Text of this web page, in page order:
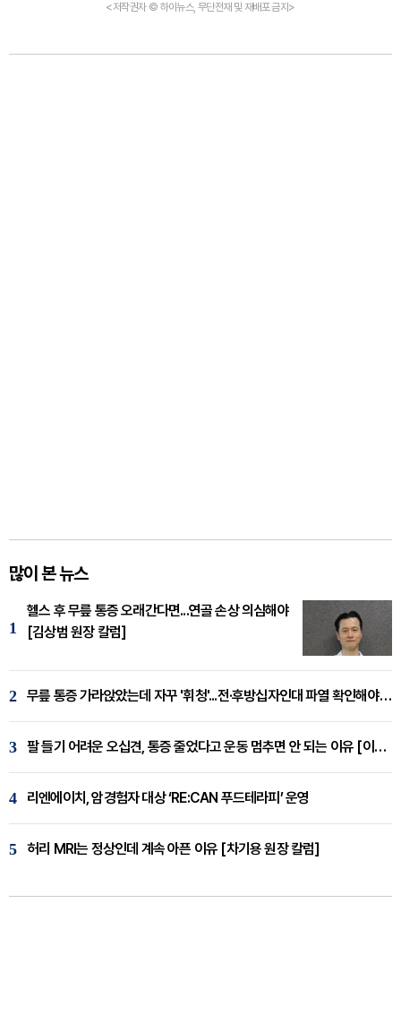
<저작권자 © 하이뉴스, 무단전재 및 재배포 금지>
많이 본 뉴스
1
헬스 후 무릎 통증 오래간다면...연골 손상 의심해야
[김상범 원장 칼럼]
2 무릎 통증 가라앉았는데 자꾸 '휘청'...전·후방십자인대 파열 확인해야 [곽우경 원장 칼럼]
3 팔 들기 어려운 오십견, 통증 줄었다고 운동 멈추면 안 되는 이유 [이병욱 원장 칼럼]
4 리엔에이치, 암경험자 대상 ‘RE:CAN 푸드테라피’ 운영
5 허리 MRI는 정상인데 계속 아픈 이유 [차기용 원장 칼럼]